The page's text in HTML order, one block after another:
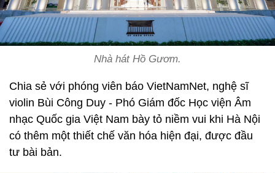
Nhà hát Hồ Gươm.
Chia sẻ với phóng viên báo VietNamNet, nghệ sĩ
violin Bùi Công Duy - Phó Giám đốc Học viện Âm
nhạc Quốc gia Việt Nam bày tỏ niềm vui khi Hà Nội
có thêm một thiết chế văn hóa hiện đại, được đầu
tư bài bản.